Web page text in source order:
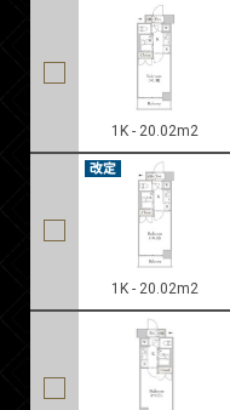
1K - 20.02m2
1K - 20.02m2